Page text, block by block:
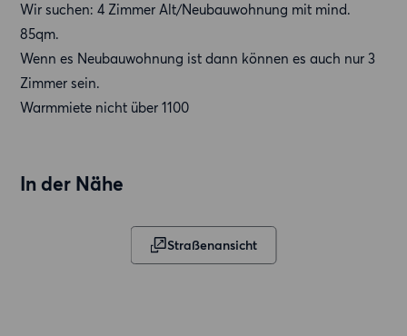
Wir suchen: 4 Zimmer Alt/Neubauwohnung mit mind.
85qm.
Wenn es Neubauwohnung ist dann können es auch nur 3
Zimmer sein.
Warmmiete nicht über 1100
In der Nähe
Straßenansicht